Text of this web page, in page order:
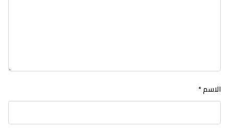
الاسم*